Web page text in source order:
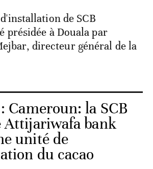
de SCB
présidée à Douala par
directeur général de la
Cameroun: la SCB
Attijariwafa bank
unité de
du cacao